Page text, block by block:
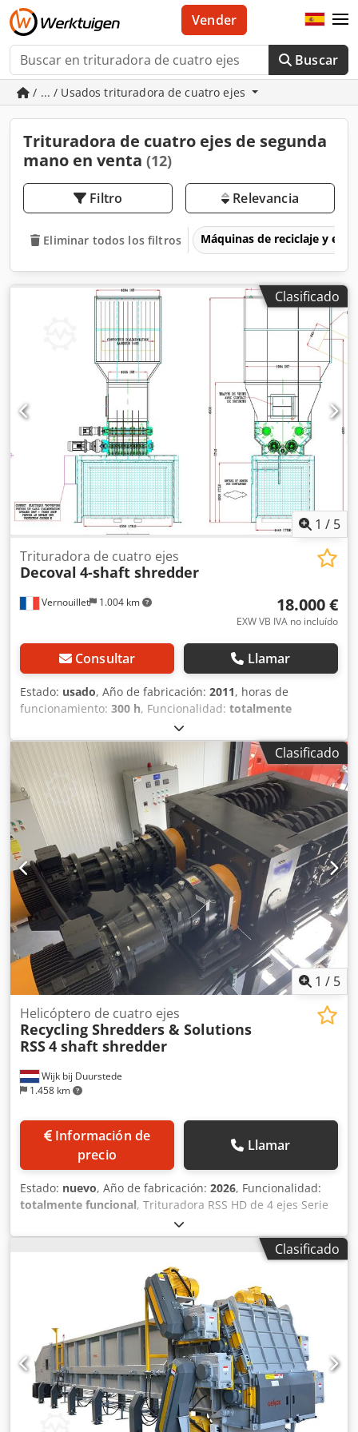
Buscar
Vender
/ ... / Usados trituradora de cuatro ejes
Trituradora de cuatro ejes de segunda
mano en venta (12)
Filtro Relevancia
Eliminar todos los filtros Máquinas de reciclaje y
Clasificado
1 / 5
Vernouillet 1.004 km
Trituradora de cuatro ejes
Decoval 4-shaft shredder
18.000 €
EXW VB IVA no incluído
Consultar Llamar
Estado: usado, Año de fabricación: 2011, horas de
funcionamiento: 300 h, Funcionalidad: totalmente
, tipo de corriente de entrada:
30 kW (40,79 CV), tensión de entrada:400 V, anchura de la
abertura de llenado:1.350 mm
, longitud de la abertura de
llenado: 1.035 mm, Trituradora industrial DECOVAL de 4
ejes, usada (año 2011). Diseñada para el procesamiento y
trituración eficiente de residuos plásticos. Máquina
robusta de 3,25 toneladas, equipada con dos motores de
trituración de 11 kW y dos motores de alimentación de 4
kW (potencia total de 30 kW). Controlada por un PLC
Siemens LOGO que gestiona los ciclos automáticos de
inversión y antiobstrucción. Se entrega completa con el
manual original de operación y mantenimiento técnico.
Dkjdpszqy Hiefx Akusr
Clasificado
1 / 5
Wijk bij Duurstede
1.458 km
Helicóptero de cuatro ejes
Recycling Shredders & Solutions
RSS4 shaft shredder
Información de
precio
Llamar
Estado: nuevo, Año de fabricación: 2026, Funcionalidad:
totalmente funcional, Trituradora RSS HD de 4 ejes Serie
800/1000/1200 2 motores de 22 kW (posibilidad de 2
motores de 18,5 kW o de 30 kW, según sus necesidades).
cambio/limpieza de tamices, que permite realizar estas
operaciones en aproximadamente 10 minutos. Cuchillas
de 40 mm o de otros tamaños. Tamiz de 40 o 50 mm.
Posibilidad de realizar modificaciones en las cuchillas, los
motores, el tamiz y el chasis. Posibilidad de incorporar
cintas transportadoras de entrada y salida, sistemas de
almacenamiento y separadores de metales. También
disponibles modelos más grandes o más pequeños.
Opcionalmente, sistema de limpieza o cambio rápido
hidráulico para el tamiz. Para obtener más información o
Clasificado